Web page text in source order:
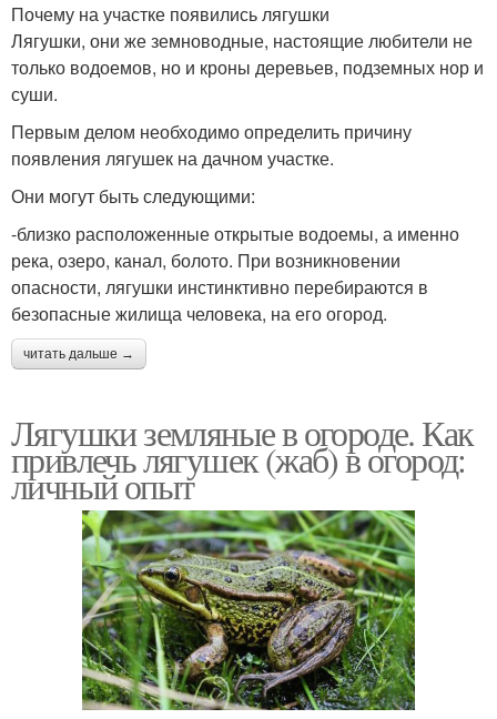
Почему на участке появились лягушки
Лягушки, они же земноводные, настоящие любители не
только водоемов, но и кроны деревьев, подземных нор и
суши.
Первым делом необходимо определить причину
появления лягушек на дачном участке.
Они могут быть следующими:
-близко расположенные открытые водоемы, а именно
река, озеро, канал, болото. При возникновении
опасности, лягушки инстинктивно перебираются в
безопасные жилища человека, на его огород.
читать дальше →
Лягушки земляные в огороде. Как
привлечь лягушек (жаб) в огород:
личный опыт